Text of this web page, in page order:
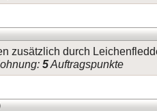
zusätzlich durch
5Auftragspunkte